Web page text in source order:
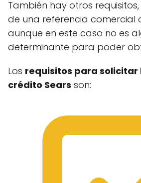
También hay otros
de una referencia comercial
aunque en este caso no es
determinante para poder
Los requisitos para
crédito Sears son: